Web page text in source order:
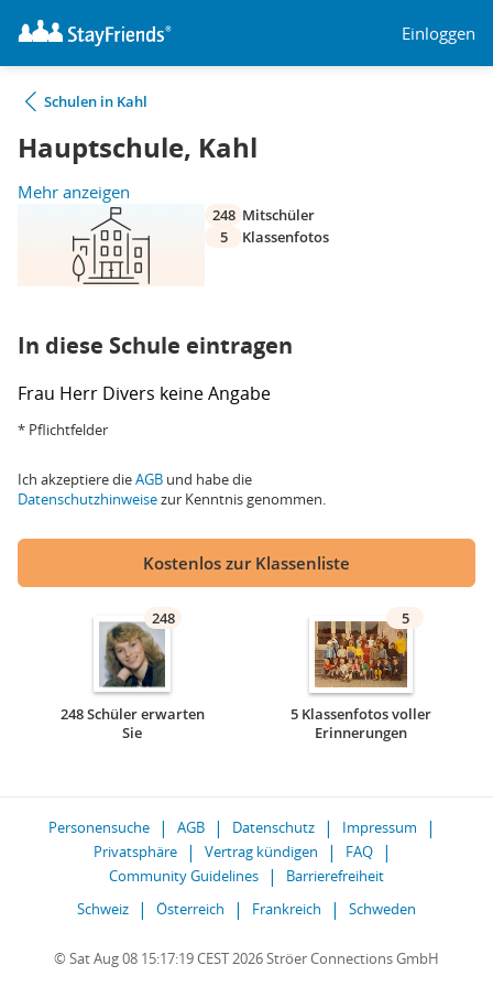
Einloggen
Schulen in Kahl
Hauptschule, Kahl
Mehr anzeigen
248 Mitschüler
5
Klassenfotos
In diese Schule eintragen
Frau Herr Divers keine Angabe
* Pflichtfelder
Ich akzeptiere dieAGB und habe die
Datenschutzhinweisezur Kenntnis genommen.
Kostenlos zur Klassenliste
248
248 Schüler erwarten
Sie
5
5 Klassenfotos voller
Erinnerungen
Personensuche AGB Datenschutz
Impressum
Privatsphäre
Vertrag kündigen
FAQ
Community Guidelines
Barrierefreiheit
Schweiz
Österreich Frankreich Schweden
© Sat Aug 08 15:17:19 CEST 2026 Ströer Connections GmbH